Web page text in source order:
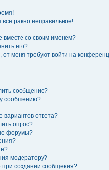
равно неправильное!
вместе со своим именем?
его?
от меня требуют войти на
сообщение?
сообщению?
вариантов ответа?
опрос?
форумы?
модератору?
при создании сообщения?